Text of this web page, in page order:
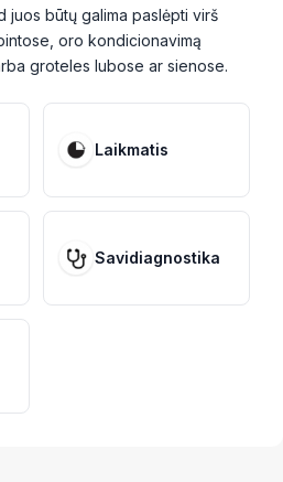
juos būtų galima paslėpti virš
oro kondicionavimą
groteles lubose ar sienose.
Laikmatis
Savidiagnostika